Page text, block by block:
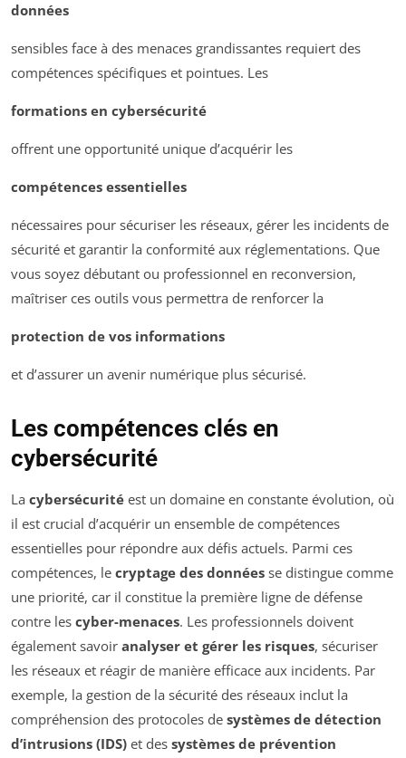
données
sensibles face à des menaces grandissantes requiert des
compétences spécifiques et pointues. Les
formations en cybersécurité
offrent une opportunité unique d’acquérir les
compétences essentielles
nécessaires pour sécuriser les réseaux, gérer les incidents de
sécurité et garantir la conformité aux réglementations. Que
vous soyez débutant ou professionnel en reconversion,
maîtriser ces outils vous permettra de renforcer la
protection de vos informations
et d’assurer un avenir numérique plus sécurisé.
Les compétences clés en
cybersécurité
La cybersécurité est un domaine en constante évolution, où
il est crucial d’acquérir un ensemble de compétences
essentielles pour répondre aux défis actuels. Parmi ces
compétences, le cryptage des données se distingue comme
une priorité, car il constitue la première ligne de défense
contre les cyber-menaces. Les professionnels doivent
également savoir analyser et gérer les risques, sécuriser
les réseaux et réagir de manière efficace aux incidents. Par
exemple, la gestion de la sécurité des réseaux inclut la
compréhension des protocoles de systèmes de détection
d’intrusions (IDS) et des systèmes de prévention